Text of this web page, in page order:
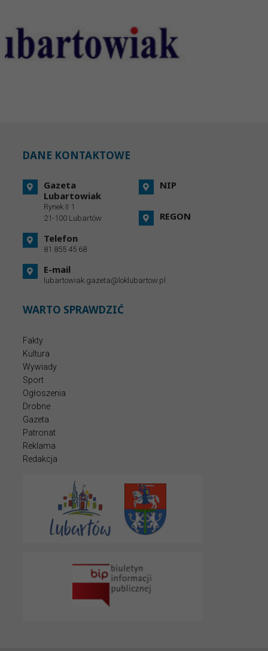
DANE KONTAKTOWE
Gazeta
Lubartowiak
Rynek II 1
21-100 Lubartów
Telefon
81 855 45 68
E-mail
lubartowiak.gazeta@loklubartow.pl
NIP
REGON
WARTO SPRAWDZIĆ
Fakty
Kultura
Wywiady
Sport
Ogłoszenia
Drobne
Gazeta
Patronat
Reklama
Redakcja